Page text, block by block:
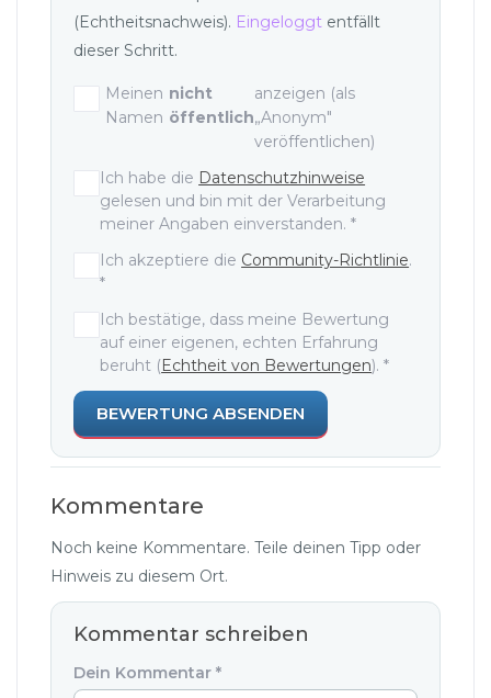
(Echtheitsnachweis). Eingeloggt entfällt
dieser Schritt.
Meinen
Namen
nicht
öffentlich
anzeigen (als
„Anonym"
veröffentlichen)
Einwilligungen und Zustimmungen
Ich habe die Datenschutzhinweise
gelesen und bin mit der Verarbeitung
meiner Angaben einverstanden.*
Ich akzeptiere die Community-Richtlinie.
*
Ich bestätige, dass meine Bewertung
auf einer eigenen, echten Erfahrung
beruht (Echtheit von Bewertungen).*
BEWERTUNG ABSENDEN
Kommentare
Noch keine Kommentare. Teile deinen Tipp oder
Hinweis zu diesem Ort.
Kommentar schreiben
Dein Kommentar*